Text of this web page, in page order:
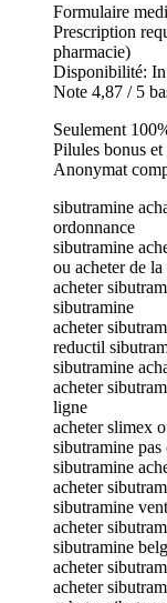
Formulaire
Prescription
pharmacie)
Disponibilité:
Note 4,87 / 5
Seulement
Pilules bonus et
Anonymat
sibutramine
ordonnance
sibutramine
ou acheter de
acheter
sibutramine
acheter
reductil
sibutramine
acheter
ligne
acheter slimex
sibutramine
sibutramine
acheter
sibutramine
acheter
sibutramine
acheter
acheter